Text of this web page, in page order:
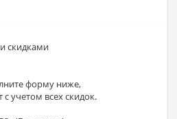
скидками
форму ниже,
учетом всех скидок.